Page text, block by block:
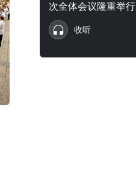
次全体会议隆重举行
收听